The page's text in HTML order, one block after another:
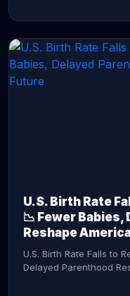
U.S. Birth Rate
📉 Fewer Babies,
Reshape
U.S. Birth Rate Falls to
Delayed Parenthood